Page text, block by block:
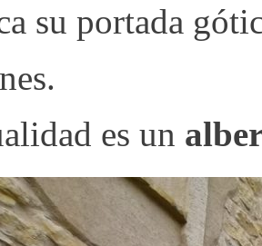
su portada
es un